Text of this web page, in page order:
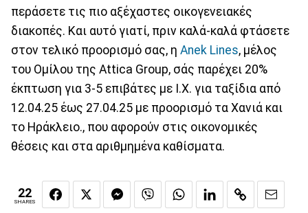
περάσετε τις πιο αξέχαστες οικογενειακές
διακοπές. Και αυτό γιατί, πριν καλά-καλά φτάσετε
στον τελικό προορισμό σας, η Anek Lines, μέλος
του Ομίλου της Attica Group, σάς παρέχει 20%
έκπτωση για 3-5 επιβάτες με Ι.Χ. για ταξίδια από
12.04.25 έως 27.04.25 με προορισμό τα Χανιά και
το Ηράκλειο., που αφορούν στις οικονομικές
θέσεις και στα αριθμημένα καθίσματα.
22
SHARES